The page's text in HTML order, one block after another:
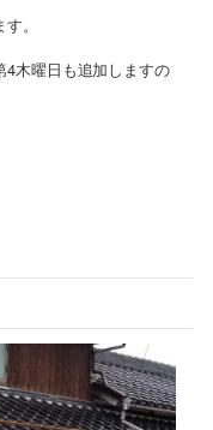
。
4木曜日も追加しますの